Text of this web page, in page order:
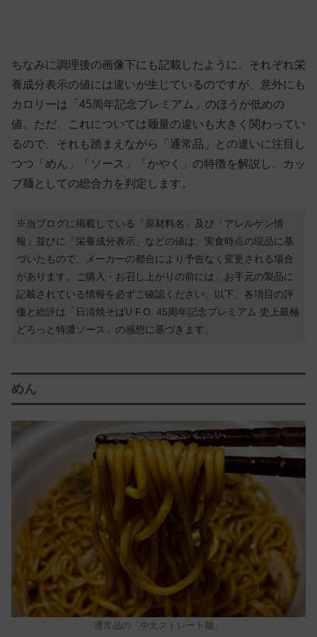
ちなみに調理後の画像下にも記載したように、それぞれ栄
養成分表示の値には違いが生じているのですが、意外にも
カロリーは「45周年記念プレミアム」のほうが低めの
値。ただ、これについては麺量の違いも大きく関わってい
るので、それも踏まえながら「通常品」との違いに注目し
つつ「めん」「ソース」「かやく」の特徴を解説し、カッ
プ麺としての総合力を判定します。
※当ブログに掲載している「原材料名」及び「アレルゲン情
報」並びに「栄養成分表示」などの値は、実食時点の現品に基
づいたもので、メーカーの都合により予告なく変更される場合
があります。ご購入・お召し上がりの前には、お手元の製品に
記載されている情報を必ずご確認ください。以下、各項目の評
価と総評は「 日清焼そばU.F.O. 45周年記念プレミアム 史上最極
どろっと特濃ソース」の感想に基づきます。
めん
通常品の「中太ストレート麺」